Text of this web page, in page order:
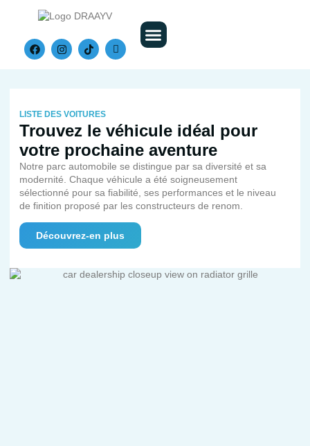
LISTE DES VOITURES
Trouvez le véhicule idéal pour
votre prochaine aventure
Notre parc automobile se distingue par sa diversité et sa
modernité. Chaque véhicule a été soigneusement
sélectionné pour sa fiabilité, ses performances et le niveau
de finition proposé par les constructeurs de renom.
Découvrez-en plus